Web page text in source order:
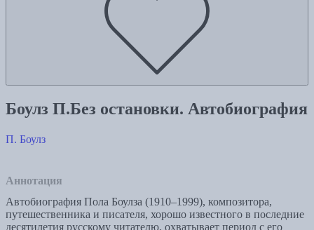
Боулз П.Без остановки. Автобиография
П. Боулз
Аннотация
Автобиография Пола Боулза (1910–1999), композитора,
путешественника и писателя, хорошо известного в последние
десятилетия русскому читателю, охватывает период с его